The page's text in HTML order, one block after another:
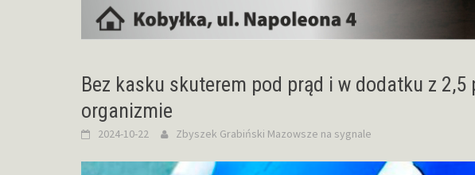
Bez kasku skuterem pod prąd i w dodatku z
organizmie
2024-10-22 Zbyszek Grabiński Mazowsze na sygnale